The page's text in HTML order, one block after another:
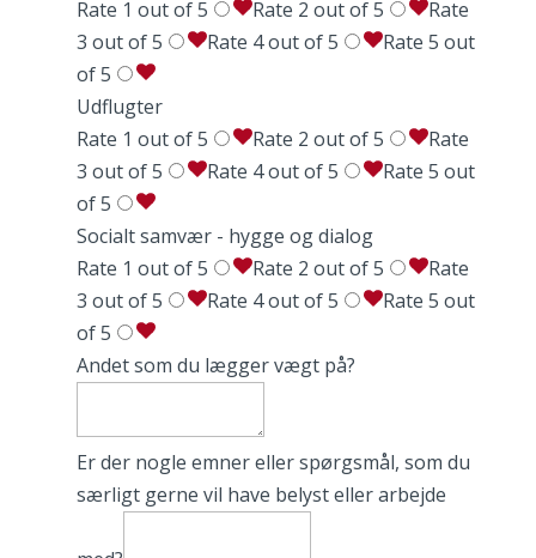
Rate 1 out of 5
Rate 2 out of 5
Rate
3 out of 5
Rate 4 out of 5
Rate 5 out
of 5
Udflugter
Rate 1 out of 5
Rate 2 out of 5
Rate
3 out of 5
Rate 4 out of 5
Rate 5 out
of 5
Socialt samvær - hygge og dialog
Rate 1 out of 5
Rate 2 out of 5
Rate
3 out of 5
Rate 4 out of 5
Rate 5 out
of 5
Andet som du lægger vægt på?
Er der nogle emner eller spørgsmål, som du
særligt gerne vil have belyst eller arbejde